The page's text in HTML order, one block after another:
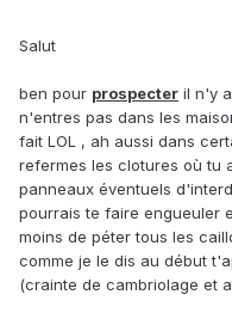
Salut
ben pour prospecter il n'y
n'entres pas dans les
fait LOL , ah aussi dans
refermes les clotures où tu
panneaux éventuels
pourrais te faire engueuler
moins de péter tous les
comme je le dis au début
(crainte de cambriolage et